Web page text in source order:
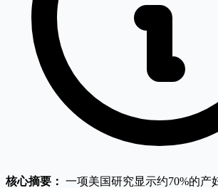
核心摘要： 一项美国研究显示约70%的产